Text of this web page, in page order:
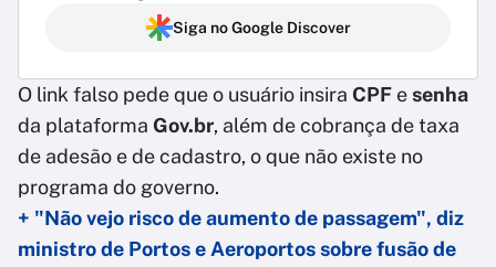
Siga no Google Discover
O link falso pede que o usuário insira CPF esenha
da plataforma Gov.br, além de cobrança de taxa
de adesão e de cadastro, o que não existe no
programa do governo.
+ "Não vejo risco de aumento de passagem", diz
ministro de Portos e Aeroportos sobre fusão de